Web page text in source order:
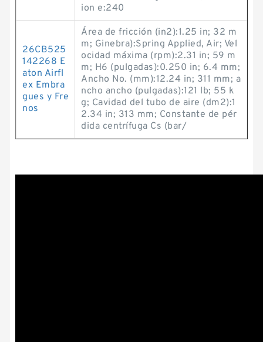
ion e:240
26CB525
142268 E
aton Airfl
ex Embra
gues y Fre
nos
Área de fricción (in2):1.25 in; 32 m
m; Ginebra):Spring Applied, Air; Vel
ocidad máxima (rpm):2.31 in; 59 m
m; H6 (pulgadas):0.250 in; 6.4 mm;
Ancho No. (mm):12.24 in; 311 mm; a
ncho ancho (pulgadas):121 lb; 55 k
g; Cavidad del tubo de aire (dm2):1
2.34 in; 313 mm; Constante de pér
dida centrífuga Cs (bar/